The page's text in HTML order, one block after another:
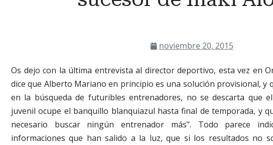
noviembre 20, 2015
Os dejo con la última entrevista al director deportivo, esta vez en
dice que Alberto Mariano en principio es una solución provisional, y
en la búsqueda de futuribles entrenadores, no se descarta que
juvenil ocupe el banquillo blanquiazul hasta final de temporada, y
necesario buscar ningún entrenador más". Todo parece
informaciones que han salido a la luz, que si los resultados no